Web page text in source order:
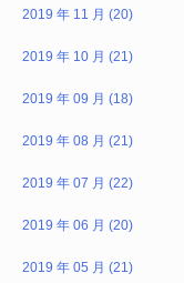
2019 年 11 月 (20)
2019 年 10 月 (21)
2019 年 09 月 (18)
2019 年 08 月 (21)
2019 年 07 月 (22)
2019 年 06 月 (20)
2019 年 05 月 (21)